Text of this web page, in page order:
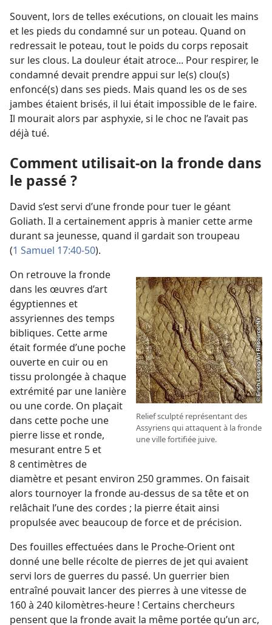
Souvent, lors de telles exécutions, on clouait les mains
et les pieds du condamné sur un poteau. Quand on
redressait le poteau, tout le poids du corps reposait
sur les clous. La douleur était atroce... Pour respirer, le
condamné devait prendre appui sur le(s) clou(s)
enfoncé(s) dans ses pieds. Mais quand les os de ses
jambes étaient brisés, il lui était impossible de le faire.
Il mourait alors par asphyxie, si le choc ne l’avait pas
déjà tué.
Comment utilisait-​on la fronde dans
le passé ?
David s’est servi d’une fronde pour tuer le géant
Goliath. Il a certainement appris à manier cette arme
durant sa jeunesse, quand il gardait son troupeau
(1 Samuel 17:40-50).
Relief sculpté représentant des
Assyriens qui attaquent à la fronde
une ville fortifiée juive.
On retrouve la fronde
dans les œuvres d’art
égyptiennes et
assyriennes des temps
bibliques. Cette arme
était formée d’une poche
ouverte en cuir ou en
tissu prolongée à chaque
extrémité par une lanière
ou une corde. On plaçait
dans cette poche une
pierre lisse et ronde,
mesurant entre 5 et
8 centimètres de
diamètre et pesant environ 250 grammes. On faisait
alors tournoyer la fronde au-dessus de sa tête et on
relâchait l’une des cordes ; la pierre était ainsi
propulsée avec beaucoup de force et de précision.
Des fouilles effectuées dans le Proche-Orient ont
donné une belle récolte de pierres de jet qui avaient
servi lors de guerres du passé. Un guerrier bien
entraîné pouvait lancer des pierres à une vitesse de
160 à 240 kilomètres-heure ! Certains chercheurs
pensent que la fronde avait la même portée qu’un arc,